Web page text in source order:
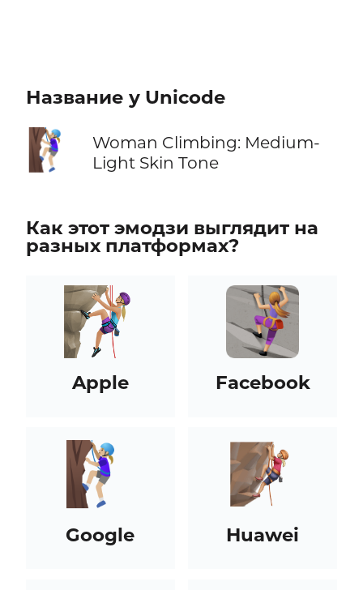
Название у Unicode
🧗🏼‍♀️
Woman Climbing: Medium-
Light Skin Tone
Как этот эмодзи выглядит на
разных платформах?
Apple Facebook
Google Huawei